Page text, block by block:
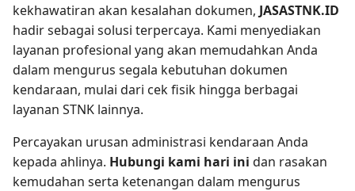
kekhawatiran akan kesalahan dokumen, JASASTNK.ID
hadir sebagai solusi terpercaya. Kami menyediakan
layanan profesional yang akan memudahkan Anda
dalam mengurus segala kebutuhan dokumen
kendaraan, mulai dari cek fisik hingga berbagai
layanan STNK lainnya.
Percayakan urusan administrasi kendaraan Anda
kepada ahlinya. Hubungi kami hari ini dan rasakan
kemudahan serta ketenangan dalam mengurus